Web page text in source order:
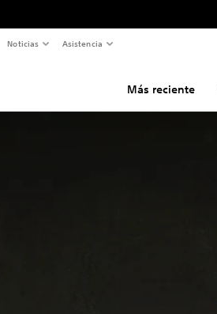
Noticias Asistencia
Más reciente